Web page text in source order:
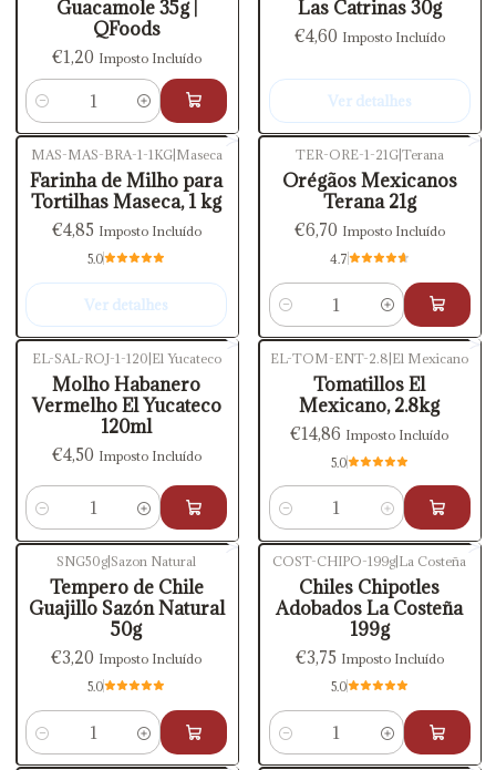
Guacamole 35g |
QFoods
€1,20 Imposto Incluído
Quantidade
Las Catrinas 30g
€4,60 Imposto Incluído
Ver detalhes
MAS-MAS-BRA-1-1KG| Maseca
Farinha de Milho para
Tortilhas Maseca, 1 kg
€4,85 Imposto Incluído
5.0
Ver detalhes
TER-ORE-1-21G| Terana
Orégãos Mexicanos
Terana 21g
€6,70 Imposto Incluído
4.7
Quantidade
EL-SAL-ROJ-1-120|El Yucateco
Molho Habanero
Vermelho El Yucateco
120ml
€4,50 Imposto Incluído
Quantidade
EL-TOM-ENT-2.8|El Mexicano
Tomatillos El
Mexicano, 2.8kg
€14,86 Imposto Incluído
5.0
Quantidade
SNG50g| Sazon Natural
Tempero de Chile
Guajillo Sazón Natural
50g
€3,20 Imposto Incluído
5.0
Quantidade
COST-CHIPO-199g| La Costeña
Chiles Chipotles
Adobados La Costeña
199g
€3,75 Imposto Incluído
5.0
Quantidade